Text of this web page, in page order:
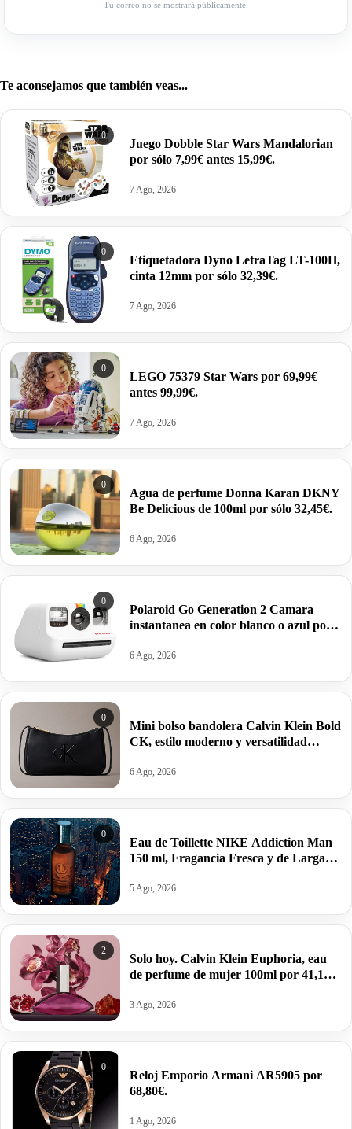
Tu correo no se mostrará públicamente.
Te aconsejamos que también veas...
0
Juego Dobble Star Wars Mandalorian
por sólo 7,99€ antes 15,99€.
7 Ago, 2026
0
Etiquetadora Dyno LetraTag LT-100H,
cinta 12mm por sólo 32,39€.
7 Ago, 2026
0
LEGO 75379 Star Wars por 69,99€
antes 99,99€.
7 Ago, 2026
0
Agua de perfume Donna Karan DKNY
Be Delicious de 100ml por sólo 32,45€.
6 Ago, 2026
0
Polaroid Go Generation 2 Camara
instantanea en color blanco o azul por
6 Ago, 2026
0
Mini bolso bandolera Calvin Klein Bold
CK, estilo moderno y versatilidad
6 Ago, 2026
0
Eau de Toillette NIKE Addiction Man
150 ml, Fragancia Fresca y de Larga
5 Ago, 2026
2
Solo hoy. Calvin Klein Euphoria, eau
de perfume de mujer 100ml por 41,12€
3 Ago, 2026
0
Reloj Emporio Armani AR5905 por
68,80€.
1 Ago, 2026